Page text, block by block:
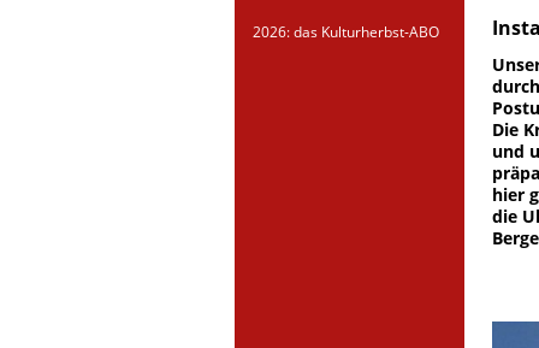
2026: das Kulturherbst-ABO
Die
und
hier
die